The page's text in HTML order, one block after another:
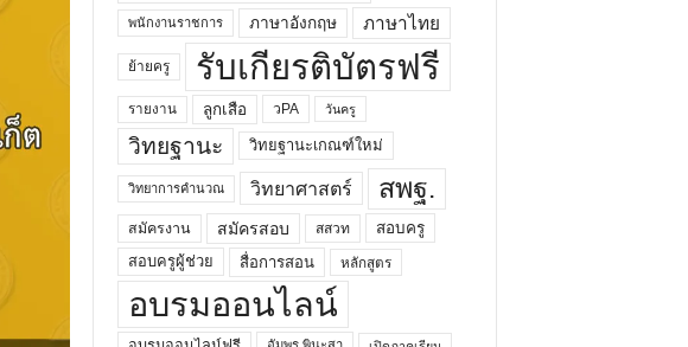
พนักงานราชการ ภาษาอังกฤษ ภาษาไทย
ย้ายครู รับเกียรติบัตรฟรี
รายงาน ลูกเสือ วPA วันครู
วิทยฐานะ วิทยฐานะเกณฑ์ใหม่
วิทยาการคำนวณ วิทยาศาสตร์ สพฐ.
สมัครงาน สมัครสอบ สสวท
สอบครู
สอบครูผู้ช่วย
สื่อการสอน หลักสูตร
อบรมออนไลน์